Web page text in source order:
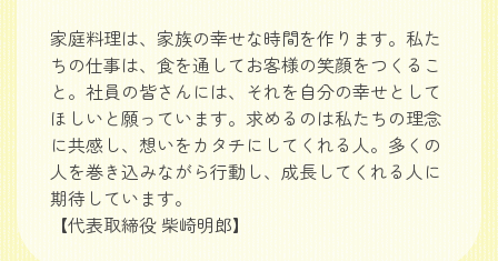
家庭料理は、家族の幸せな時間を作ります。私た
ちの仕事は、食を通してお客様の笑顔をつくるこ
と。社員の皆さんには、それを自分の幸せとして
ほしいと願っています。求めるのは私たちの理念
に共感し、想いをカタチにしてくれる人。多くの
人を巻き込みながら行動し、成長してくれる人に
期待しています。
【代表取締役 柴崎明郎】